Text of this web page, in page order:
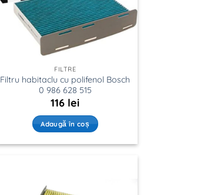
FILTRE
Filtru habitaclu cu polifenol Bosch
0 986 628 515
116 lei
Adaugă în coș